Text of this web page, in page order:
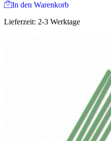
In den Warenkorb
Lieferzeit: 2-3 Werktage